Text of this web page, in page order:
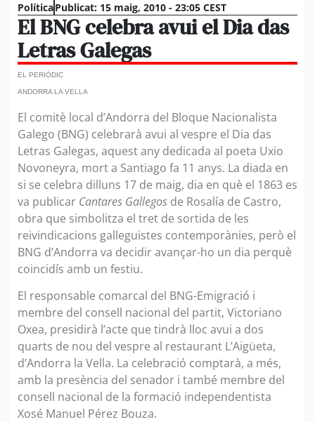
PolíticaPublicat: 15 maig, 2010 - 23:05 CEST
El BNG celebra avui el Dia das
Letras Galegas
EL PERIÒDIC
ANDORRA LA VELLA
El comitè local d’Andorra del Bloque Nacionalista
Galego (BNG) celebrarà avui al vespre el Dia das
Letras Galegas, aquest any dedicada al poeta Uxio
Novoneyra, mort a Santiago fa 11 anys. La diada en
si se celebra dilluns 17 de maig, dia en què el 1863 es
va publicar Cantares Gallegos de Rosalía de Castro,
obra que simbolitza el tret de sortida de les
reivindicacions galleguistes contemporànies, però el
BNG d’Andorra va decidir avançar-ho un dia perquè
coincidís amb un festiu.
El responsable comarcal del BNG-Emigració i
membre del consell nacional del partit, Victoriano
Oxea, presidirà l’acte que tindrà lloc avui a dos
quarts de nou del vespre al restaurant L’Aigüeta,
d’Andorra la Vella. La celebració comptarà, a més,
amb la presència del senador i també membre del
consell nacional de la formació independentista
Xosé Manuel Pérez Bouza.